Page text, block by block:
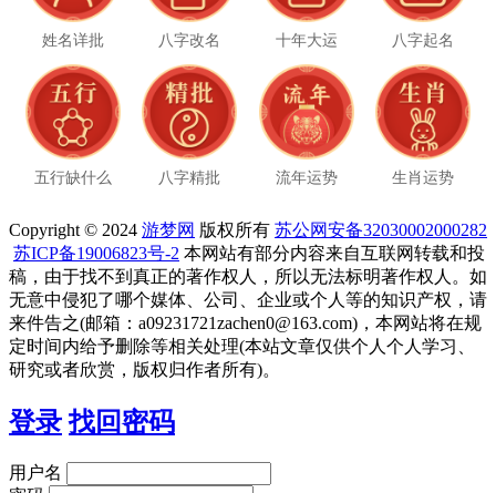
姓名详批 八字改名 十年大运 八字起名
五行缺什么 八字精批 流年运势 生肖运势
Copyright © 2024 游梦网 版权所有 苏公网安备32030002000282
苏ICP备19006823号-2 本网站有部分内容来自互联网转载和投
稿，由于找不到真正的著作权人，所以无法标明著作权人。如
无意中侵犯了哪个媒体、公司、企业或个人等的知识产权，请
来件告之(邮箱：a09231721zachen0@163.com)，本网站将在规
定时间内给予删除等相关处理(本站文章仅供个人个人学习、
研究或者欣赏，版权归作者所有)。
登录 找回密码
用户名